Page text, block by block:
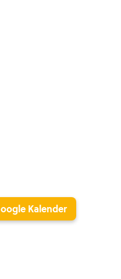
Kalender